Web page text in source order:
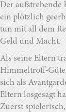
Der aufstrebende
ein plötzlich
tun mit all dem
Geld und Macht.
Als seine Eltern
Himmeltroff-
sich als
Eltern losgesagt
Zuerst